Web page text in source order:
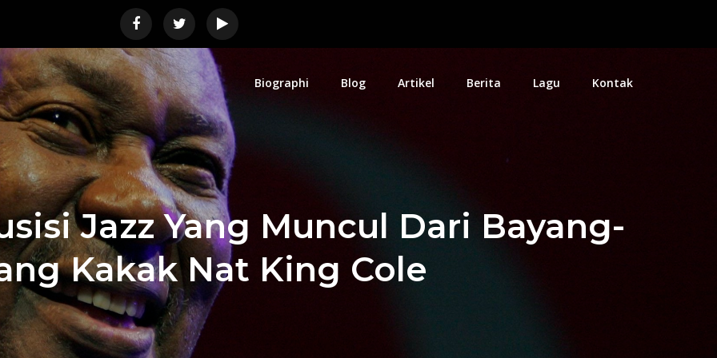
– Blog Penyanyi Jazz Dan Pianist Amerika Serikat
Freddy Cole, Artis Rekaman Internasional
Biographi Blog Artikel Berita Lagu Kontak
Jazz Yang Muncul Dari Bayang-
Kakak Nat King Cole